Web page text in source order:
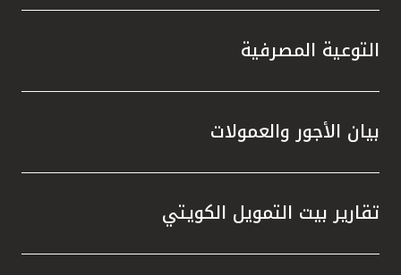
التوعية المصرفية
بيان الأجور والعمولات
تقارير بيت التمويل الكويتي